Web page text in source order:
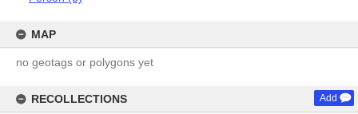
MAP
no geotags or polygons yet
RECOLLECTIONS Add